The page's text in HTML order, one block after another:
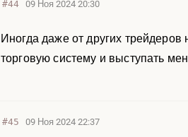
#44 09 Ноя 2024 20:30
Иногда даже от других
торговую систему и выступать
#45 09 Ноя 2024 22:37